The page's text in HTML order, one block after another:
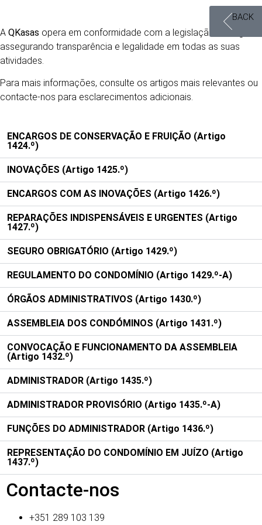
BACK
A QKasas opera em conformidade com a legislação em vigor,
assegurando transparência e legalidade em todas as suas
atividades.
Para mais informações, consulte os artigos mais relevantes ou
contacte-nos para esclarecimentos adicionais.
ENCARGOS DE CONSERVAÇÃO E FRUIÇÃO (Artigo
1424.º)
INOVAÇÕES (Artigo 1425.º)
ENCARGOS COM AS INOVAÇÕES (Artigo 1426.º)
REPARAÇÕES INDISPENSÁVEIS E URGENTES (Artigo
1427.º)
SEGURO OBRIGATÓRIO (Artigo 1429.º)
REGULAMENTO DO CONDOMÍNIO (Artigo 1429.º-A)
ÓRGÃOS ADMINISTRATIVOS (Artigo 1430.º)
ASSEMBLEIA DOS CONDÓMINOS (Artigo 1431.º)
CONVOCAÇÃO E FUNCIONAMENTO DA ASSEMBLEIA
(Artigo 1432.º)
ADMINISTRADOR (Artigo 1435.º)
ADMINISTRADOR PROVISÓRIO (Artigo 1435.º-A)
FUNÇÕES DO ADMINISTRADOR (Artigo 1436.º)
REPRESENTAÇÃO DO CONDOMÍNIO EM JUÍZO (Artigo
1437.º)
Contacte-nos
+351 289 103 139